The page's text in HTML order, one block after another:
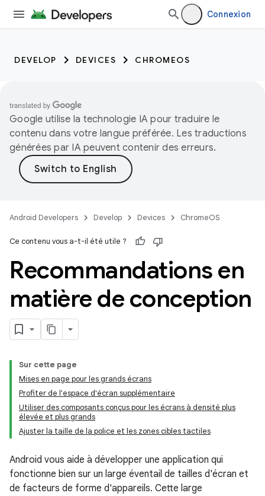
Connexion
DEVELOP DEVICES CHROMEOS
Google utilise la technologie IA pour traduire le
contenu dans votre langue préférée. Les traductions
générées par IA peuvent contenir des erreurs.
Android Developers Develop Devices ChromeOS
Ce contenu vous a-t-il été utile ?
Recommandations en
matière de conception
Sur cette page
Mises en page pour les grands écrans
Profiter de l'espace d'écran supplémentaire
Utiliser des composants conçus pour les écrans à densité plus
élevée et plus grands
Ajuster la taille de la police et les zones cibles tactiles
Android vous aide à développer une application qui
fonctionne bien sur un large éventail de tailles d'écran et
de facteurs de forme d'appareils. Cette large